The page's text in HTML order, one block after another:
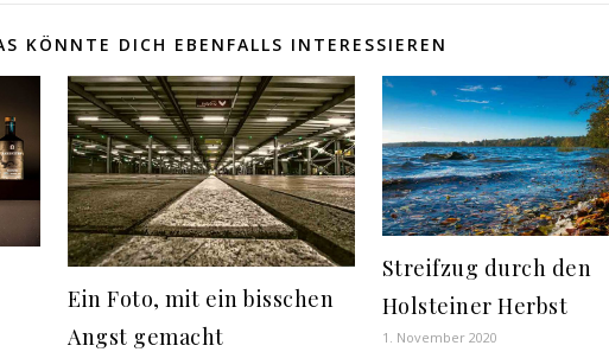
KÖNNTE DICH EBENFALLS INTERESSIEREN
Ein Foto, mit ein bisschen
Angst gemacht
Streifzug durch den
Holsteiner Herbst
1. November 2020